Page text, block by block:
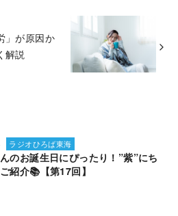
」が原因か
解説
ラジオひろば東海
のお誕生日にぴったり！”紫”にち
紹介📚【第17回】